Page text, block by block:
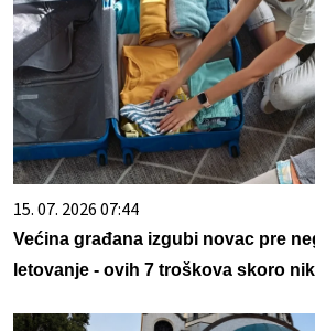
15. 07. 2026 07:44
Većina građana izgubi novac pre
letovanje - ovih 7 troškova skoro